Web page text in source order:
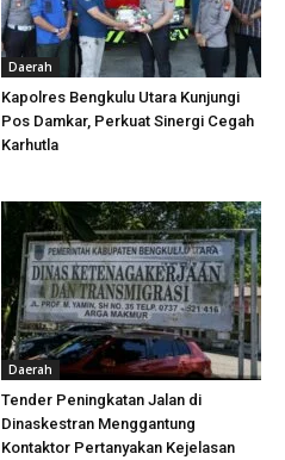
Daerah
Kapolres Bengkulu Utara Kunjungi
Pos Damkar, Perkuat Sinergi Cegah
Karhutla
Daerah
Tender Peningkatan Jalan di
Dinaskestran Menggantung
Kontaktor Pertanyakan Kejelasan